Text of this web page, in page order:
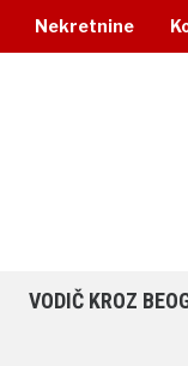
Nekretnine
VODIČ KROZ